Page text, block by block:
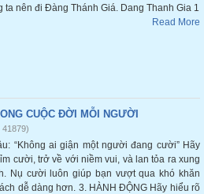
ta nên đi Đàng Thánh Giá. Dang Thanh Gia 1
Read More
CUỘC ĐỜI MỖI NGƯỜI
41879)
“Không ai giận một người đang cười” Hãy
cười, trở về với niềm vui, và lan tỏa ra xung
Nụ cười luôn giúp bạn vượt qua khó khăn
dễ dàng hơn. 3. HÀNH ĐỘNG Hãy hiểu rõ